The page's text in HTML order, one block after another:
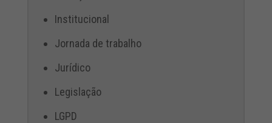
Institucional
Jornada de trabalho
Jurídico
Legislação
LGPD